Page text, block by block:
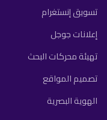
تسويق إنستغرام
إعلانات جوجل
تهيئة محركات البحث
تصميم المواقع
الهوية البصرية